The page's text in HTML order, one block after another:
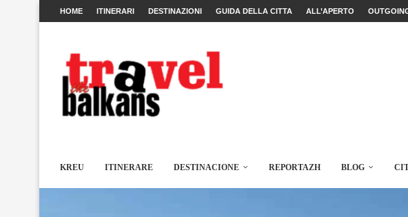
HOME ITINERARI DESTINAZIONI GUIDA DELLA CITTA ALL’APERTO
KREU ITINERARE DESTINACIONE REPORTAZH BLOG